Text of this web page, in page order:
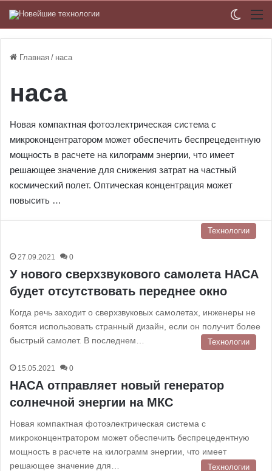
Главная / наса
наса
Новая компактная фотоэлектрическая система с
микроконцентратором может обеспечить беспрецедентную
мощность в расчете на килограмм энергии, что имеет
решающее значение для снижения затрат на частный
космический полет. Оптическая концентрация может
повысить …
Технологии
27.09.2021 0
У нового сверхзвукового самолета НАСА
будет отсутствовать переднее окно
Когда речь заходит о сверхзвуковых самолетах, инженеры не
боятся использовать странный дизайн, если он получит более
быстрый самолет. В последнем…
Технологии
15.05.2021 0
НАСА отправляет новый генератор
солнечной энергии на МКС
Новая компактная фотоэлектрическая система с
микроконцентратором может обеспечить беспрецедентную
мощность в расчете на килограмм энергии, что имеет
решающее значение для…
Технологии